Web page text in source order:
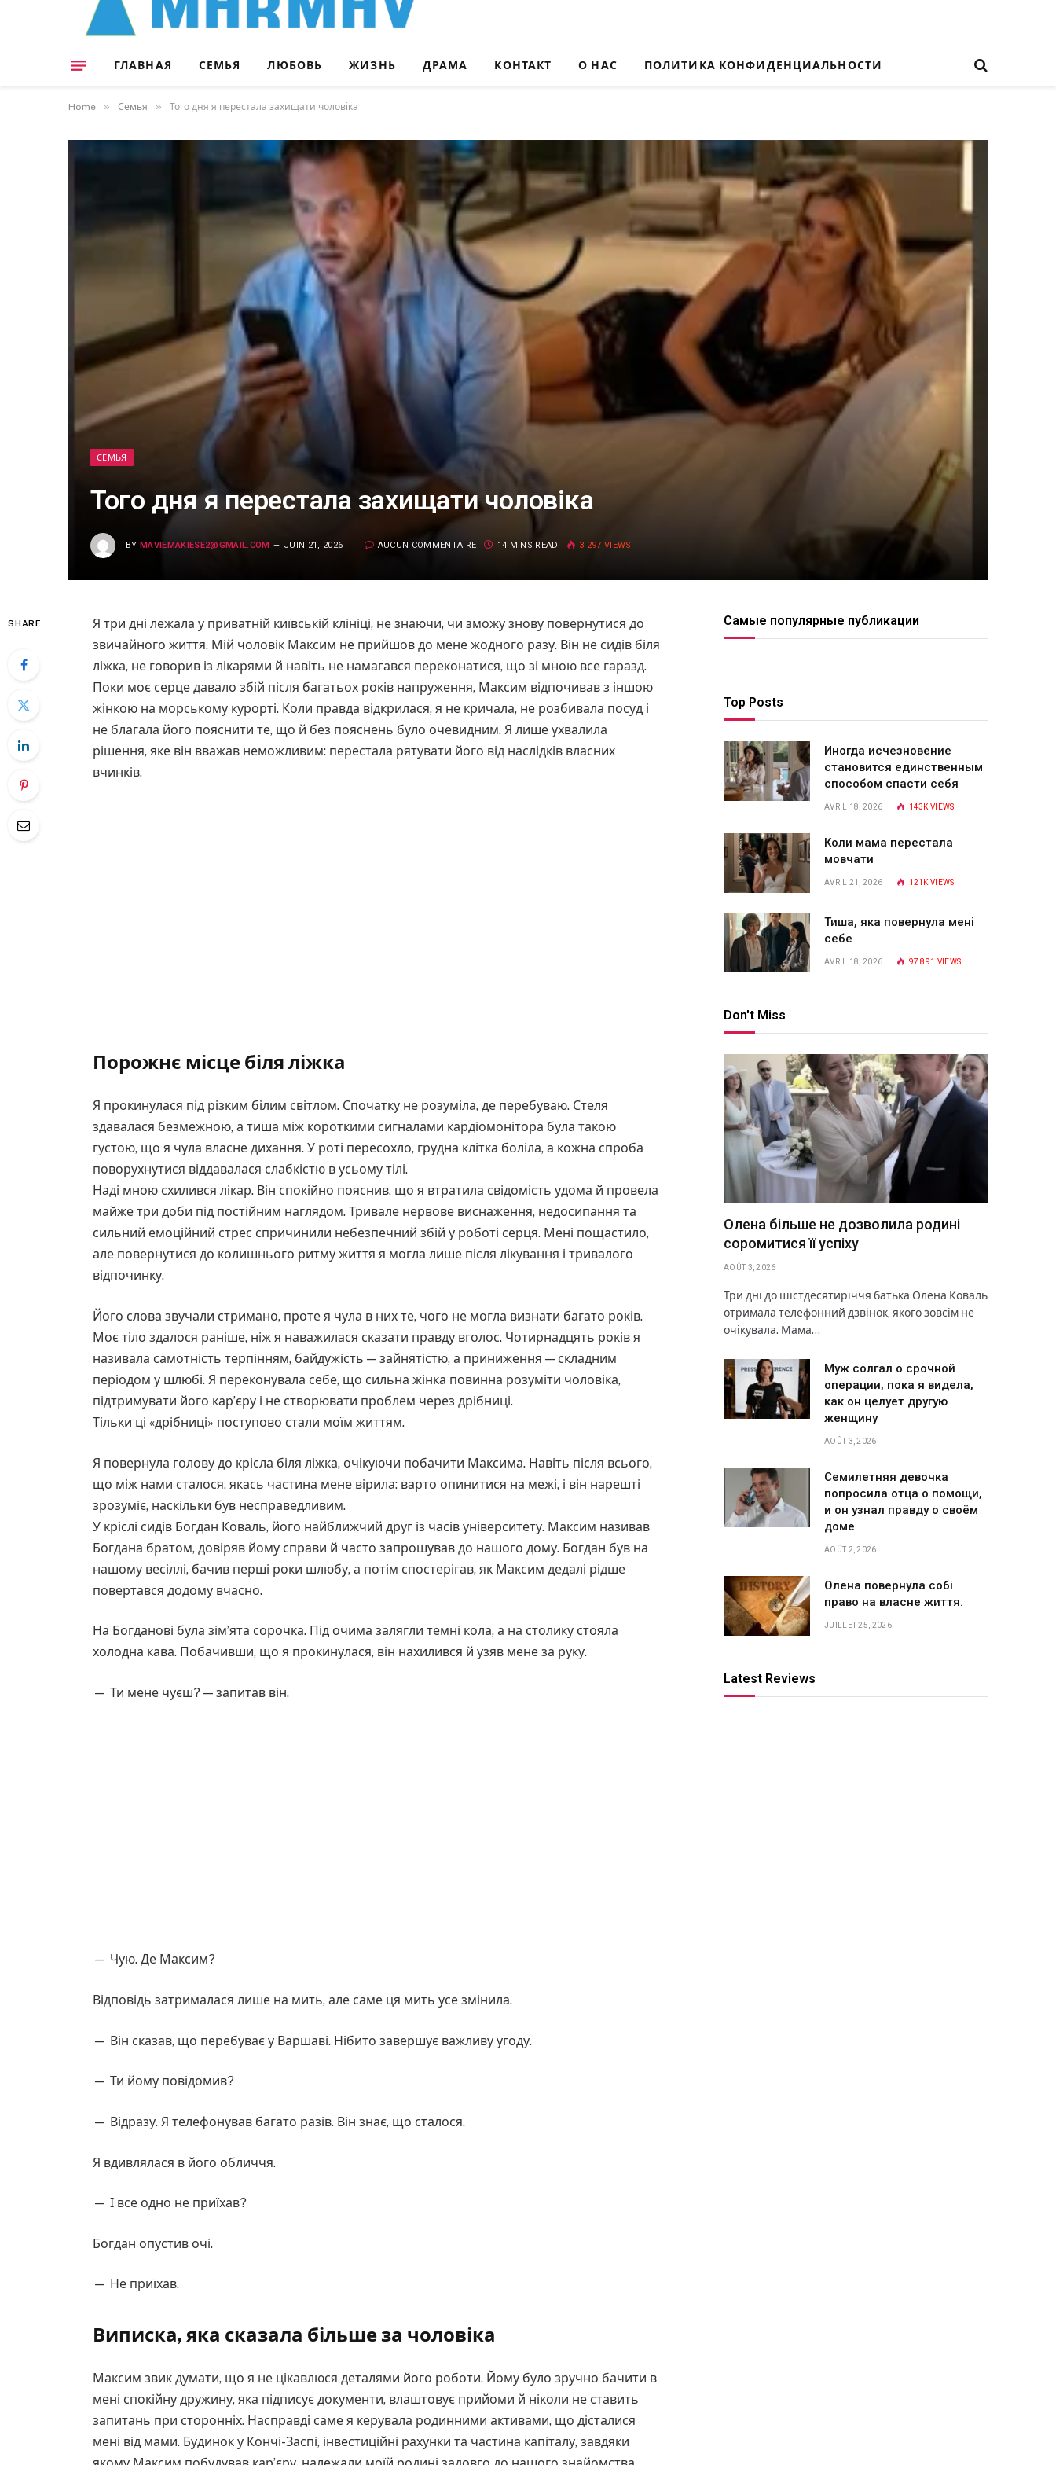
ГЛАВНАЯ СЕМЬЯ ЛЮБОВЬ ЖИЗНЬ ДРАМА КОНТАКТ О НАС ПОЛИТИКА КОНФИДЕНЦИАЛЬНОСТИ
Home » Семья » Того дня я перестала захищати чоловіка
СЕМЬЯ
Того дня я перестала захищати чоловіка
BY MAVIEMAKIESE2@GMAIL.COM JUIN 21, 2026 AUCUN COMMENTAIRE 14 MINS READ 3 297 VIEWS
SHARE
Я три дні лежала у приватній київській клініці, не знаючи, чи зможу знову повернутися до
звичайного життя. Мій чоловік Максим не прийшов до мене жодного разу. Він не сидів біля
ліжка, не говорив із лікарями й навіть не намагався переконатися, що зі мною все гаразд.
Поки моє серце давало збій після багатьох років напруження, Максим відпочивав з іншою
жінкою на морському курорті. Коли правда відкрилася, я не кричала, не розбивала посуд і
не благала його пояснити те, що й без пояснень було очевидним. Я лише ухвалила
рішення, яке він вважав неможливим: перестала рятувати його від наслідків власних
вчинків.
Порожнє місце біля ліжка
Я прокинулася під різким білим світлом. Спочатку не розуміла, де перебуваю. Стеля
здавалася безмежною, а тиша між короткими сигналами кардіомонітора була такою
густою, що я чула власне дихання. У роті пересохло, грудна клітка боліла, а кожна спроба
поворухнутися віддавалася слабкістю в усьому тілі.
Наді мною схилився лікар. Він спокійно пояснив, що я втратила свідомість удома й провела
майже три доби під постійним наглядом. Тривале нервове виснаження, недосипання та
сильний емоційний стрес спричинили небезпечний збій у роботі серця. Мені пощастило,
але повернутися до колишнього ритму життя я могла лише після лікування і тривалого
відпочинку.
Його слова звучали стримано, проте я чула в них те, чого не могла визнати багато років.
Моє тіло здалося раніше, ніж я наважилася сказати правду вголос. Чотирнадцять років я
називала самотність терпінням, байдужість — зайнятістю, а приниження — складним
періодом у шлюбі. Я переконувала себе, що сильна жінка повинна розуміти чоловіка,
підтримувати його кар’єру і не створювати проблем через дрібниці.
Тільки ці «дрібниці» поступово стали моїм життям.
Я повернула голову до крісла біля ліжка, очікуючи побачити Максима. Навіть після всього,
що між нами сталося, якась частина мене вірила: варто опинитися на межі, і він нарешті
зрозуміє, наскільки був несправедливим.
У кріслі сидів Богдан Коваль, його найближчий друг із часів університету. Максим називав
Богдана братом, довіряв йому справи й часто запрошував до нашого дому. Богдан був на
нашому весіллі, бачив перші роки шлюбу, а потім спостерігав, як Максим дедалі рідше
повертався додому вчасно.
На Богданові була зім’ята сорочка. Під очима залягли темні кола, а на столику стояла
холодна кава. Побачивши, що я прокинулася, він нахилився й узяв мене за руку.
— Ти мене чуєш? — запитав він.
— Чую. Де Максим?
Відповідь затрималася лише на мить, але саме ця мить усе змінила.
— Він сказав, що перебуває у Варшаві. Нібито завершує важливу угоду.
— Ти йому повідомив?
— Відразу. Я телефонував багато разів. Він знає, що сталося.
Я вдивлялася в його обличчя.
— І все одно не приїхав?
Богдан опустив очі.
— Не приїхав.
Виписка, яка сказала більше за чоловіка
Максим звик думати, що я не цікавлюся деталями його роботи. Йому було зручно бачити в
мені спокійну дружину, яка підписує документи, влаштовує прийоми й ніколи не ставить
запитань при сторонніх. Насправді саме я керувала родинними активами, що дісталися
мені від мами. Будинок у Кончі-Заспі, інвестиційні рахунки та частина капіталу, завдяки
Самые популярные публикации
Top Posts
Иногда исчезновение
становится единственным
способом спасти себя
AVRIL 18, 2026 143KVIEWS
Коли мама перестала
мовчати
AVRIL 21, 2026 121KVIEWS
Тиша, яка повернула мені
себе
AVRIL 18, 2026 97 891 VIEWS
Don't Miss
Олена більше не дозволила родині
соромитися її успіху
AOÛT 3, 2026
Три дні до шістдесятиріччя батька Олена Коваль
отримала телефонний дзвінок, якого зовсім не
очікувала. Мама…
Муж солгал о срочной
операции, пока я видела,
как он целует другую
женщину
AOÛT 3, 2026
Семилетняя девочка
попросила отца о помощи,
и он узнал правду о своём
доме
AOÛT 2, 2026
Олена повернула собі
право на власне життя.
JUILLET 25, 2026
Latest Reviews